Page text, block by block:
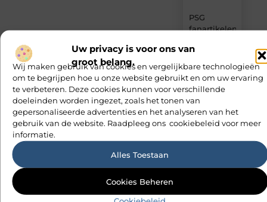
Uw privacy is voor ons van
groot belang.
Wij maken gebruik van cookies en vergelijkbare technologieën
om te begrijpen hoe u onze website gebruikt en om uw ervaring
te verbeteren. Deze cookies kunnen voor verschillende
doeleinden worden ingezet, zoals het tonen van
gepersonaliseerde advertenties en het analyseren van het
gebruik van de website. Raadpleeg ons cookiebeleid voor meer
informatie.
Alles Toestaan
Cookies Beheren
PSG
fanartikelen
zonder
keuzestress
Zonnepanelen
aansluiten
met een
elektricien
Barneveld
De Perfecte
ideeën
verdienen